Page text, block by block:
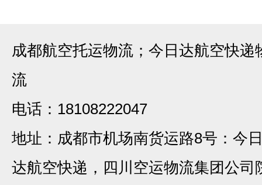
成都航空托运物流；今日达航空快递
流
电话：18108222047
地址：成都市机场南货运路8号：今
达航空快递，四川空运物流集团公司